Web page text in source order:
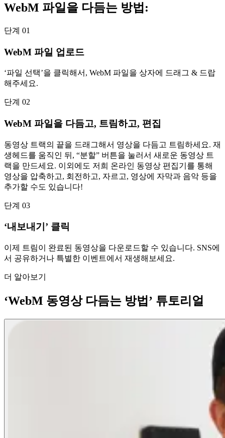
WebM 파일을 다듬는 방법:
단계 01
WebM 파일 업로드
‘파일 선택’을 클릭해서, WebM 파일을 상자에 드래그 & 드랍
해주세요.
단계 02
WebM 파일을 다듬고, 트림하고, 편집
동영상 트랙의 끝을 드래그해서 영상을 다듬고 트림하세요. 재
생헤드를 움직인 뒤, “분할” 버튼을 눌러서 새로운 동영상 트
랙을 만드세요. 이외에도 저희 온라인 동영상 편집기를 통해
영상을 압축하고, 회전하고, 자르고, 영상에 자막과 음악 등을
추가할 수도 있습니다!
단계 03
‘내보내기’ 클릭
이제 트림이 완료된 동영상을 다운로드할 수 있습니다. SNS에
서 공유하거나 특별한 이벤트에서 재생해보세요.
더 알아보기
‘WebM 동영상 다듬는 방법’ 튜토리얼